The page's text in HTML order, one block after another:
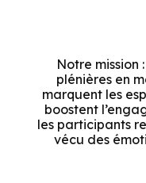
Notre mission
plénières en
marquent les
boostent
les participants
vécu des